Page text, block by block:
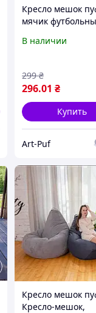
Кресло мешок
мячик
В наличии
296.01 ₴
299 ₴
Купить
Art-Puf
Кресло мешок
Кресло-мешок,